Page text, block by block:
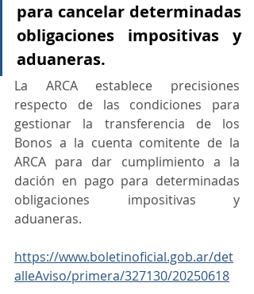
para cancelar determinadas
obligaciones impositivas y
aduaneras.
La ARCA establece precisiones
respecto de las condiciones para
gestionar la transferencia de los
Bonos a la cuenta comitente de la
ARCA para dar cumplimiento a la
dación en pago para determinadas
obligaciones impositivas y
aduaneras.
https://www.boletinoficial.gob.ar/det
alleAviso/primera/327130/20250618